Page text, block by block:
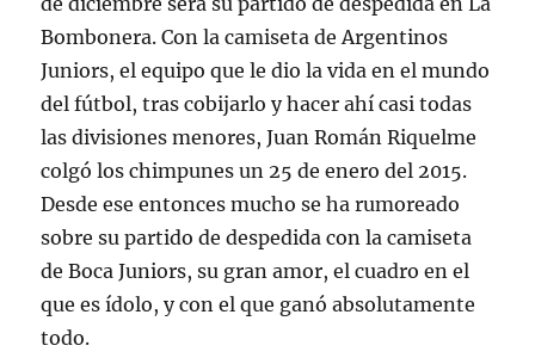
Bombonera. Con la camiseta de Argentinos
Juniors, el equipo que le dio la vida en el mundo
del fútbol, tras cobijarlo y hacer ahí casi todas
las divisiones menores, Juan Román Riquelme
colgó los chimpunes un 25 de enero del 2015.
Desde ese entonces mucho se ha rumoreado
sobre su partido de despedida con la camiseta
de Boca Juniors, su gran amor, el cuadro en el
que es ídolo, y con el que ganó absolutamente
todo.